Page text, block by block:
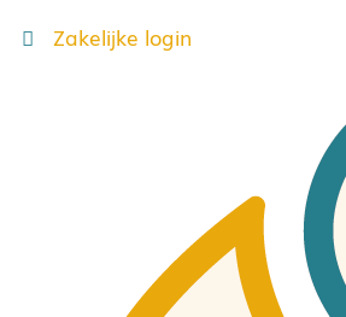
Zakelijke login